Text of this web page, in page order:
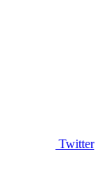
Twitter